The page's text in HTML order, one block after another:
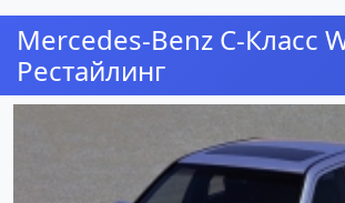
Mercedes-Benz C-Класс
Рестайлинг